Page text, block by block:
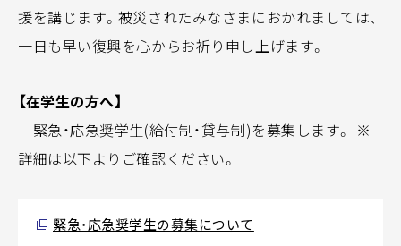
援を講じます。被災されたみなさまにおかれましては、
一日も早い復興を心からお祈り申し上げます。
【在学生の方へ】
緊急・応急奨学生(給付制・貸与制)を募集します。 ※
詳細は以下よりご確認ください。
緊急・応急奨学生の募集について